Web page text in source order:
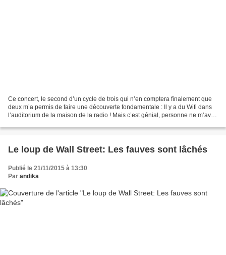
Ce concert, le second d’un cycle de trois qui n’en comptera finalement que
deux m’a permis de faire une découverte fondamentale : Il y a du Wifi dans
l’auditorium de la maison de la radio ! Mais c’est génial, personne ne m’avait
Le loup de Wall Street: Les fauves sont lâchés
Publié le 21/11/2015 à 13:30
Par andika